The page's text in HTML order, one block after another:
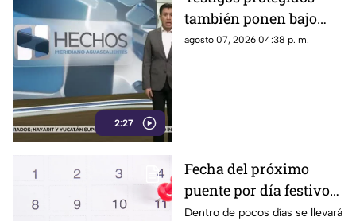
2:27
también ponen bajo
presión a políticos en
agosto 07, 2026 04:38 p. m.
Fecha del próximo
puente por día festivo
2026 para trabajadores
Dentro de pocos días se llevará